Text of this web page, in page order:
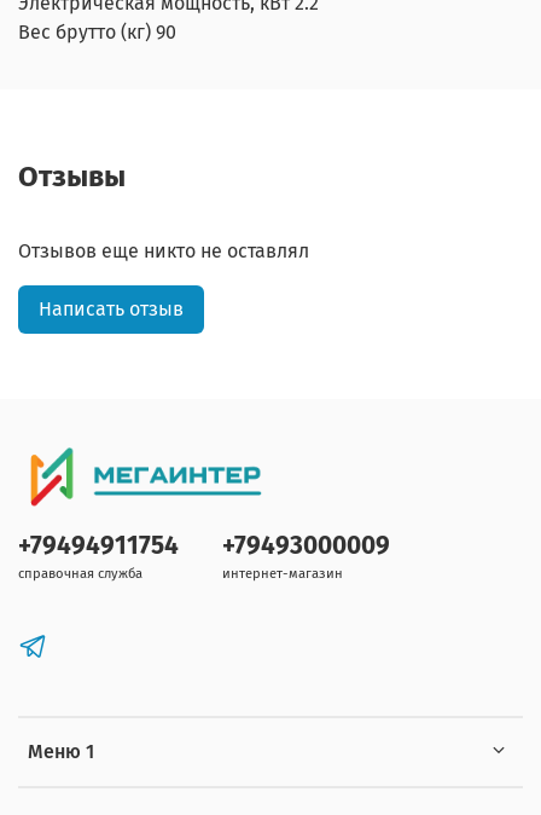
Вес брутто (кг) 90
Отзывы
Отзывов еще никто не оставлял
Написать отзыв
Меню 1
+79494911754
справочная служба
+79493000009
интернет-магазин